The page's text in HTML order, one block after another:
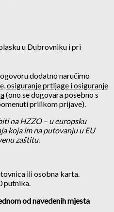
u Dubrovniku i pri
dodatno naručimo
osiguranje prtljage i osiguranje
(ono se dogovara posebno s
prilikom prijave).
na HZZO – u europsku
koja im na putovanju u EU
zaštitu.
ili osobna karta.
putnika.
od navedenih mjesta